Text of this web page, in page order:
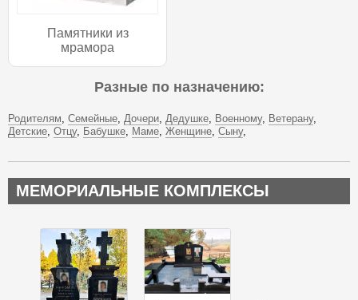
Памятники из
мрамора
Разные по назначению:
Родителям Семейные Дочери Дедушке Военному
Ветерану
Детские Отцу Бабушке Маме Женщине Сыну
МЕМОРИАЛЬНЫЕ КОМПЛЕКСЫ